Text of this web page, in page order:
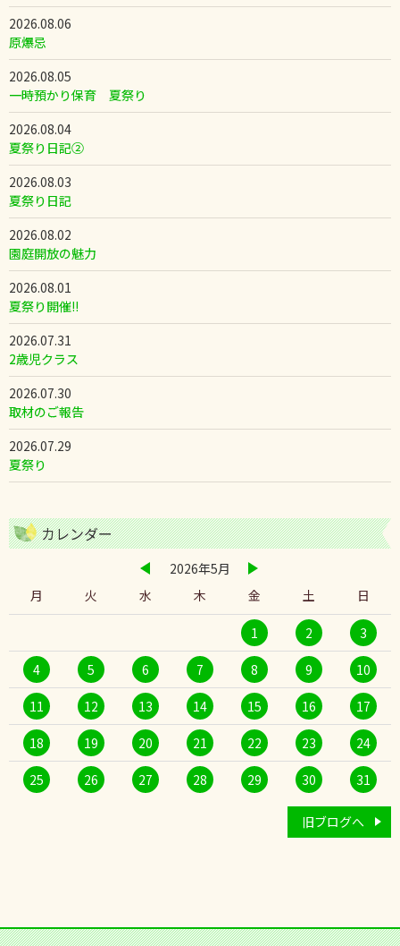
2026.08.06
原爆忌
2026.08.05
一時預かり保育 夏祭り
2026.08.04
夏祭り日記②
2026.08.03
夏祭り日記
2026.08.02
園庭開放の魅力
2026.08.01
夏祭り開催!!
2026.07.31
2歳児クラス
2026.07.30
取材のご報告
2026.07.29
夏祭り
カレンダー
2026年5月
月
火 水 木 金 土 日
1 2 3
4 5 6 7 8 9 10
11 12 13 14 15 16 17
18 19 20 21 22 23 24
25 26 27 28 29 30 31
旧ブログへ